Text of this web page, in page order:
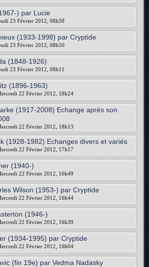
) par Lucie
23 Février 2012, 08h58
(1933-1998) par Cryptide
23 Février 2012, 08h50
(1848-1926)
23 Février 2012, 08h11
(1896-1963)
22 Février 2012, 18h24
(1917-2008) Echange après son
22 Février 2012, 18h13
(1928-1982) Echanges divers et variés
22 Février 2012, 17h17
(1940-)
22 Février 2012, 16h49
Wilson (1953-) par Cryptide
22 Février 2012, 16h44
(1946-)
22 Février 2012, 16h39
(1934-1995) par Cryptide
22 Février 2012, 16h04
(fin 19e) par Vedma Nadasky